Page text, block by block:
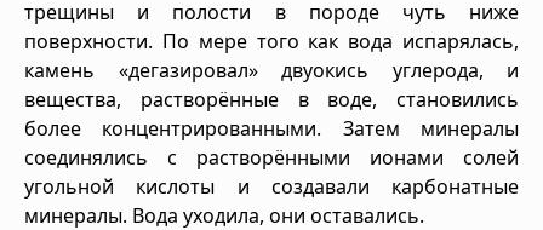
трещины и полости в породе чуть ниже
поверхности. По мере того как вода испарялась,
камень «дегазировал» двуокись углерода, и
вещества, растворённые в воде, становились
более концентрированными. Затем минералы
соединялись с растворёнными ионами солей
угольной кислоты и создавали карбонатные
минералы. Вода уходила, они оставались.